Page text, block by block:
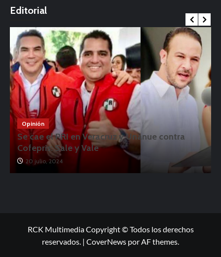
Editorial
Opinión
Se cae el PRI en Veracruz y Unánue contra
Cofepris: Sale y Vale
20 julio, 2024
RCK Multimedia Copyright © Todos los derechos
reservados. | CoverNews por AF themes.